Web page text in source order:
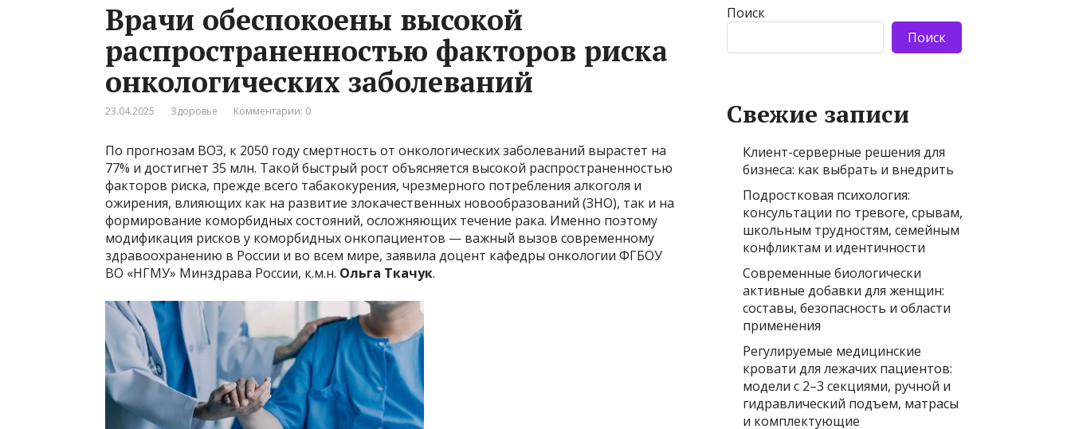
Врачи обеспокоены высокой
распространенностью факторов риска
онкологических заболеваний
23.04.2025 Здоровье Комментарии: 0
По прогнозам ВОЗ, к 2050 году смертность от онкологических заболеваний вырастет на
77% и достигнет 35 млн. Такой быстрый рост объясняется высокой распространенностью
факторов риска, прежде всего табакокурения, чрезмерного потребления алкоголя и
ожирения, влияющих как на развитие злокачественных новообразований (ЗНО), так и на
формирование коморбидных состояний, осложняющих течение рака. Именно поэтому
модификация рисков у коморбидных онкопациентов — важный вызов современному
здравоохранению в России и во всем мире, заявила доцент кафедры онкологии ФГБОУ
ВО «НГМУ» Минздрава России, к.м.н. Ольга Ткачук.
Поиск
Поиск
Свежие записи
Клиент-серверные решения для
бизнеса: как выбрать и внедрить
Подростковая психология:
консультации по тревоге, срывам,
школьным трудностям, семейным
конфликтам и идентичности
Современные биологически
активные добавки для женщин:
составы, безопасность и области
применения
Регулируемые медицинские
кровати для лежачих пациентов:
модели с 2–3 секциями, ручной и
гидравлический подъем, матрасы
и комплектующие